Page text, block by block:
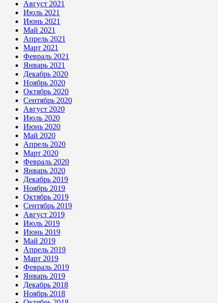
Август 2021
Июль 2021
Июнь 2021
Май 2021
Апрель 2021
Март 2021
Февраль 2021
Январь 2021
Декабрь 2020
Ноябрь 2020
Октябрь 2020
Сентябрь 2020
Август 2020
Июль 2020
Июнь 2020
Май 2020
Апрель 2020
Март 2020
Февраль 2020
Январь 2020
Декабрь 2019
Ноябрь 2019
Октябрь 2019
Сентябрь 2019
Август 2019
Июль 2019
Июнь 2019
Май 2019
Апрель 2019
Март 2019
Февраль 2019
Январь 2019
Декабрь 2018
Ноябрь 2018